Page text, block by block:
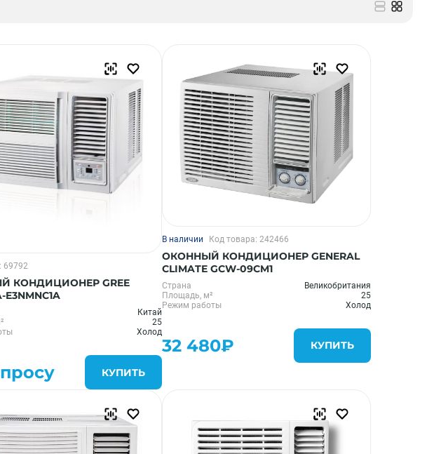
69792
КОНДИЦИОНЕР GREE
E3NMNC1A
Китай
25
Холод
КУПИТЬ
В наличии Код товара: 242466
ОКОННЫЙ КОНДИЦИОНЕР GENERAL
CLIMATE GCW-09CM1
Страна
Великобритания
Площадь, м²
25
Режим работы
Холод
32 480₽ КУПИТЬ